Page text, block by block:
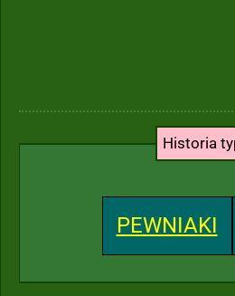
Historia
PEWNIAKI